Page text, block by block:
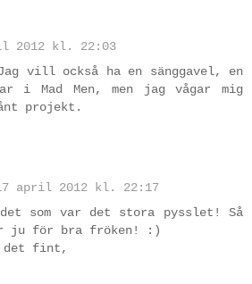
2012 kl. 22:03
vill också ha en sänggavel, en
i Mad Men, men jag vågar mig
projekt.
april 2012 kl. 22:17
som var det stora pysslet! Så
ju för bra fröken! :)
det fint,